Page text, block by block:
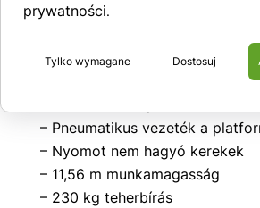
– emelési hossz: 5,6 m
– Szerszámtartó doboz
– Pneumatikus vezeték a
– Nyomot nem hagyó kerekek
– 11,56 m munkamagasság
– 230 kg teherbírás
prywatności.
Dostosuj
Tylko wymagane